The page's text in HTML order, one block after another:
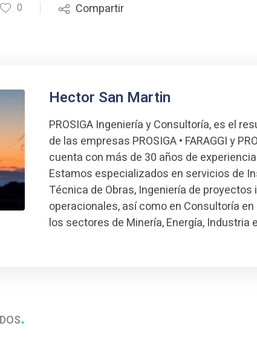
0 Compartir
Hector San Martin
PROSIGA Ingeniería y Consultoría, es el
de las empresas PROSIGA • FARAGGI y
cuenta con más de 30 años de
Estamos especializados en servicios de
Técnica de Obras, Ingeniería de
operacionales, así como en Consultoría
los sectores de Minería, Energía, Industria